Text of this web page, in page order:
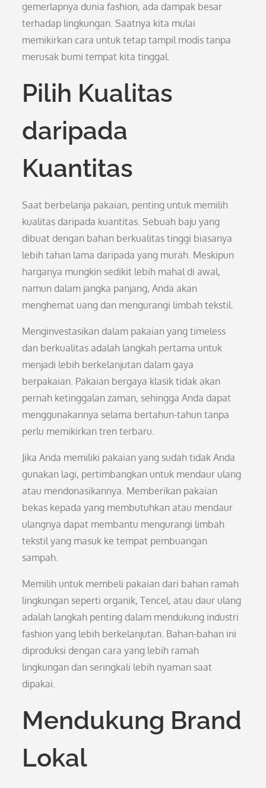
gemerlapnya dunia fashion, ada dampak besar
terhadap lingkungan. Saatnya kita mulai
memikirkan cara untuk tetap tampil modis tanpa
merusak bumi tempat kita tinggal.
Pilih Kualitas
daripada
Kuantitas
Saat berbelanja pakaian, penting untuk memilih
kualitas daripada kuantitas. Sebuah baju yang
dibuat dengan bahan berkualitas tinggi biasanya
lebih tahan lama daripada yang murah. Meskipun
harganya mungkin sedikit lebih mahal di awal,
namun dalam jangka panjang, Anda akan
menghemat uang dan mengurangi limbah tekstil.
Menginvestasikan dalam pakaian yang timeless
dan berkualitas adalah langkah pertama untuk
menjadi lebih berkelanjutan dalam gaya
berpakaian. Pakaian bergaya klasik tidak akan
pernah ketinggalan zaman, sehingga Anda dapat
menggunakannya selama bertahun-tahun tanpa
perlu memikirkan tren terbaru.
Jika Anda memiliki pakaian yang sudah tidak Anda
gunakan lagi, pertimbangkan untuk mendaur ulang
atau mendonasikannya. Memberikan pakaian
bekas kepada yang membutuhkan atau mendaur
ulangnya dapat membantu mengurangi limbah
tekstil yang masuk ke tempat pembuangan
sampah.
Memilih untuk membeli pakaian dari bahan ramah
lingkungan seperti organik, Tencel, atau daur ulang
adalah langkah penting dalam mendukung industri
fashion yang lebih berkelanjutan. Bahan-bahan ini
diproduksi dengan cara yang lebih ramah
lingkungan dan seringkali lebih nyaman saat
dipakai.
Mendukung Brand
Lokal